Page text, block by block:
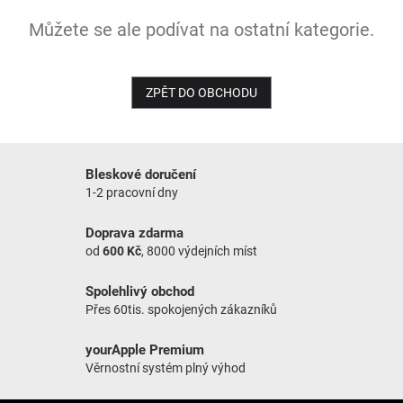
NOVINKY
Můžete se ale podívat na ostatní kategorie.
ZPĚT DO OBCHODU
Bleskové doručení
1-2 pracovní dny
Doprava zdarma
od 600 Kč, 8000 výdejních míst
Spolehlivý obchod
Přes 60tis. spokojených zákazníků
yourApple Premium
Věrnostní systém plný výhod